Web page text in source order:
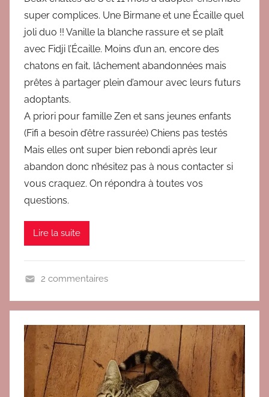
r
B
r
i
g
i
super complices. Une Birmane et une Écaille quel
joli duo !! Vanille la blanche rassure et se plaît
avec Fidji l’Écaille. Moins d’un an, encore des
chatons en fait, lâchement abandonnées mais
prêtes à partager plein d’amour avec leurs futurs
adoptants.
A priori pour famille Zen et sans jeunes enfants
(Fifi a besoin d’être rassurée) Chiens pas testés
Mais elles ont super bien rebondi après leur
abandon donc n’hésitez pas à nous contacter si
vous craquez. On répondra à toutes vos
questions.
Lire la suite
d
o
p
2 commentaires